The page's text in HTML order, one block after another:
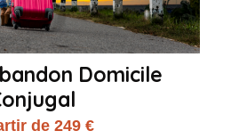
Domicile
de 249 €